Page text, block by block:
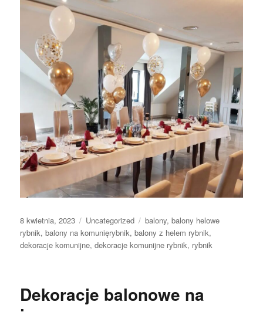
Data
publikacji
8 kwietnia, 2023 Kategorie
Uncategorized Tagi
balony,balony helowe
rybnik,balony na komunięrybnik,balony z helem rybnik,
dekoracje komunijne,dekoracje komunijne rybnik, rybnik
Dekoracje balonowe na